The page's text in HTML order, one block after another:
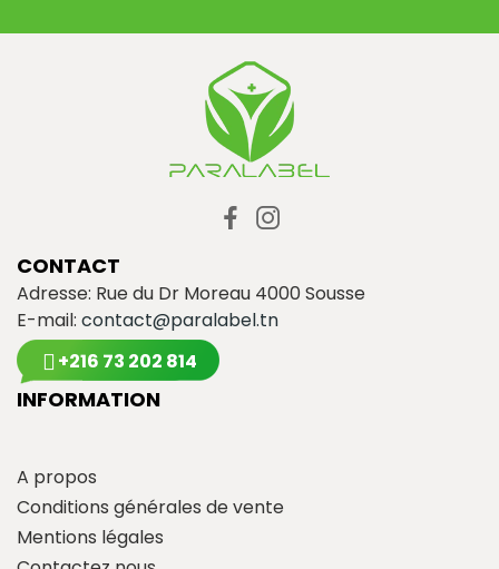
CONTACT
Adresse: Rue du Dr Moreau 4000 Sousse
E-mail: contact@paralabel.tn
+216 73 202 814
INFORMATION
A propos
Conditions générales de vente
Mentions légales